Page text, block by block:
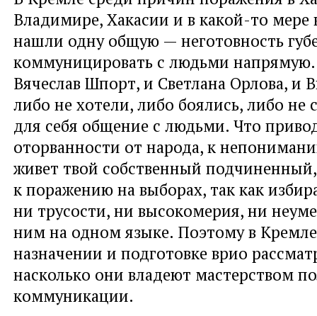
Владимире, Хакасии и в какой-то
нашли одну общую — неготовность
коммуницировать с людьми напрямую.
Вячеслав Шпорт, и Светлана Орлова, и
либо не хотели, либо боялись, либо
для себя общение с людьми. Что
оторванности от народа, к
живет твой собственный
к поражению на выборах, так как
ни трусости, ни высокомерия, ни
ним на одном языке. Поэтому в
назначении и подготовке врио
насколько они владеют мастерством
коммуникации.